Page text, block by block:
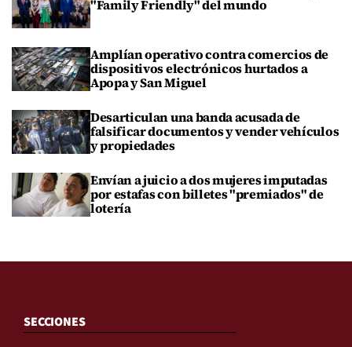
"Family Friendly" del mundo
Amplían operativo contra comercios de
dispositivos electrónicos hurtados a
Apopa y San Miguel
Desarticulan una banda acusada de
falsificar documentos y vender vehículos
y propiedades
Envían a juicio a dos mujeres imputadas
por estafas con billetes "premiados" de
lotería
SECCIONES